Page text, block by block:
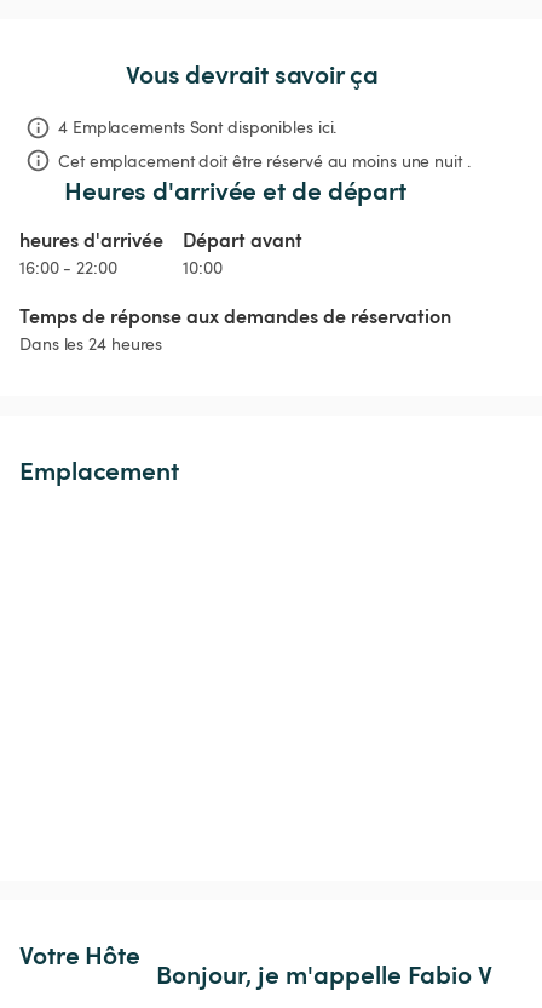
Vous devrait savoir ça
4 Emplacements Sont disponibles ici.
Cet emplacement doit être réservé au moins une nuit .
Heures d'arrivée et de départ
heures d'arrivée
16:00 - 22:00
Départ avant
10:00
Temps de réponse aux demandes de réservation
Dans les 24 heures
Emplacement
Votre Hôte
Bonjour, je m'appelle Fabio V